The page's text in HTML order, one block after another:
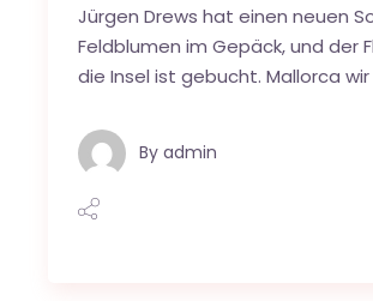
Jürgen Drews hat einen neuen
Feldblumen im Gepäck, und der
die Insel ist gebucht. Mallorca
By admin